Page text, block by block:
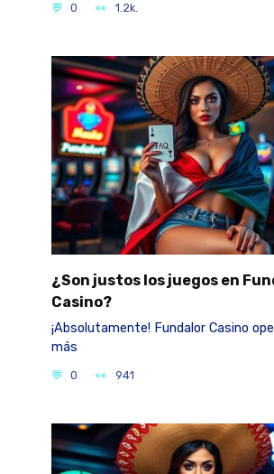
0 1.2k.
¿Son justos los juegos en
Casino?
¡Absolutamente! Fundalor Casino
más
0 941